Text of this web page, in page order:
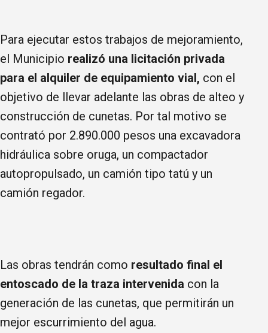
Para ejecutar estos trabajos de mejoramiento,
el Municipio realizó una licitación privada
para el alquiler de equipamiento vial, con el
objetivo de llevar adelante las obras de alteo y
construcción de cunetas. Por tal motivo se
contrató por 2.890.000 pesos una excavadora
hidráulica sobre oruga, un compactador
autopropulsado, un camión tipo tatú y un
camión regador.
Las obras tendrán como resultado final el
entoscado de la traza intervenida con la
generación de las cunetas, que permitirán un
mejor escurrimiento del agua.